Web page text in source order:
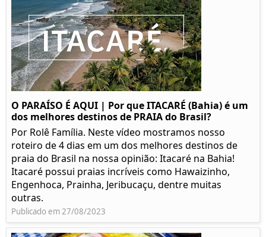
O PARAÍSO É AQUI | Por que ITACARÉ (Bahia) é um
dos melhores destinos de PRAIA do Brasil?
Por Rolê Família. Neste vídeo mostramos nosso
roteiro de 4 dias em um dos melhores destinos de
praia do Brasil na nossa opinião: Itacaré na Bahia!
Itacaré possui praias incríveis como Hawaizinho,
Engenhoca, Prainha, Jeribucaçu, dentre muitas
outras.
Publicado em 27/08/2023